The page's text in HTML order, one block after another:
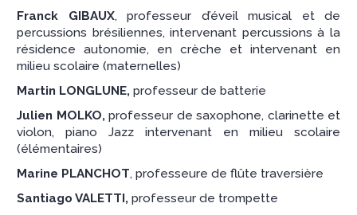
Franck GIBAUX, professeur d’éveil musical et de
percussions brésiliennes, intervenant percussions à la
résidence autonomie, en crèche et intervenant en
milieu scolaire (maternelles)
Martin LONGLUNE, professeur de batterie
Julien MOLKO, professeur de saxophone, clarinette et
violon, piano Jazz intervenant en milieu scolaire
(élémentaires)
Marine PLANCHOT, professeure de flûte traversière
Santiago VALETTI, professeur de trompette